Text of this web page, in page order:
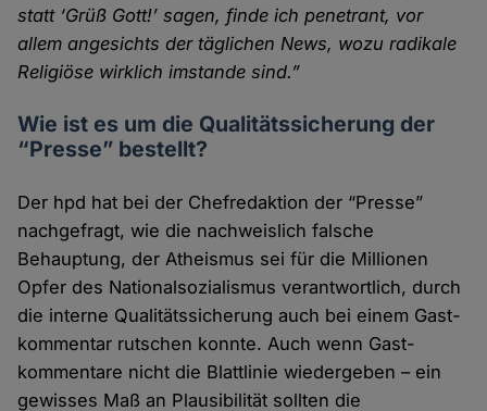
statt ‘Grüß Gott!’ sagen, finde ich penetrant, vor
allem angesichts der täglichen News, wozu radikale
Religiöse wirklich imstande sind.”
Wie ist es um die Qualitätssicherung der
“Presse” bestellt?
Der hpd hat bei der Chefredaktion der “Presse”
nachge­fragt, wie die nachweislich falsche
Behauptung, der Atheismus sei für die Millionen
Opfer des National­sozialismus verant­wortlich, durch
die interne Qualitäts­sicherung auch bei einem Gast­
kommentar rutschen konnte. Auch wenn Gast­
kommentare nicht die Blatt­linie wieder­geben – ein
gewisses Maß an Plausibilität sollten die